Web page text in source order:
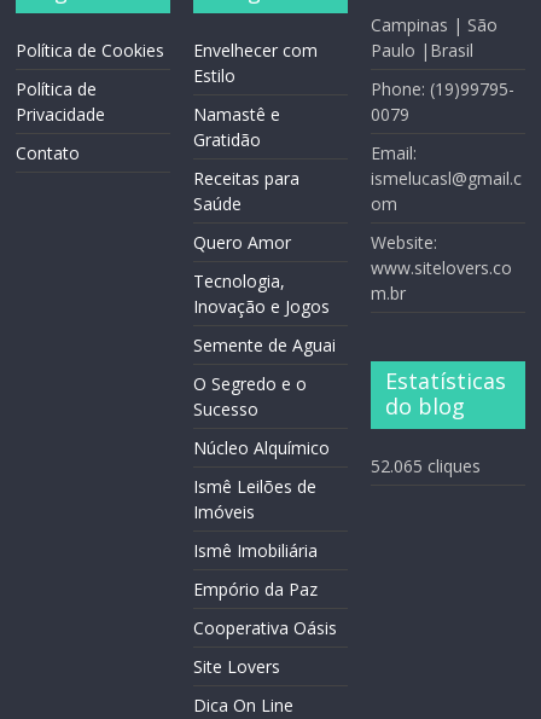
Política de Cookies
Política de
Privacidade
Contato
Envelhecer com
Estilo
Namastê e
Gratidão
Receitas para
Saúde
Quero Amor
Tecnologia,
Inovação e Jogos
Semente de Aguai
O Segredo e o
Sucesso
Núcleo Alquímico
Ismê Leilões de
Imóveis
Ismê Imobiliária
Empório da Paz
Cooperativa Oásis
Site Lovers
Dica On Line
Campinas | São
Paulo |Brasil
Phone: (19)99795-
0079
Email:
ismelucasl@gmail.c
om
Website:
www.sitelovers.co
m.br
Estatísticas
do blog
52.065 cliques